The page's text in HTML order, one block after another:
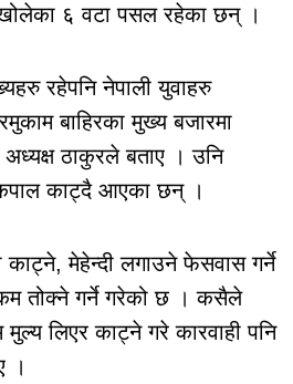
६ वटा पसल रहेका छन् ।
रहेपनि नेपाली युवाहरु
बाहिरका मुख्य बजारमा
ठाकुरले बताए । उनि
काट्दै आएका छन् ।
मेहेन्दी लगाउने फेसवास गर्ने
तोक्ने गर्ने गरेको छ । कसैले
लिएर काट्ने गरे कारवाही पनि
।